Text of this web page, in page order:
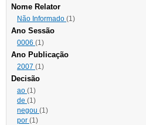
Nome Relator
Não Informado (1)
Ano Sessão
0006 (1)
Ano Publicação
2007 (1)
Decisão
ao (1)
de (1)
negou (1)
por (1)